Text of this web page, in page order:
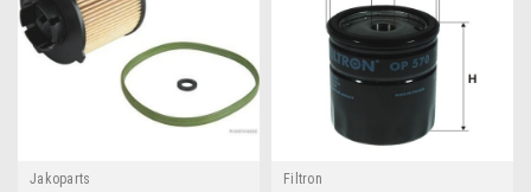
Jakoparts
Filtron